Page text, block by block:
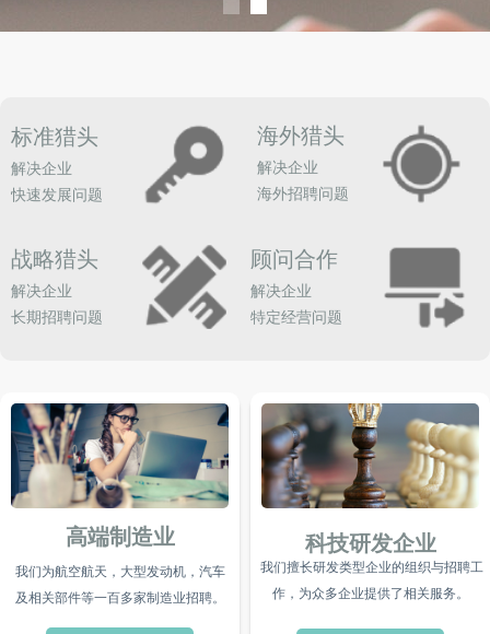
高端制造业
我们为航空航天，大型发动机，汽车
及相关部件等一百多家制造业招聘。
科技研发企业
我们擅长研发类型企业的组织与招聘工
作，为众多企业提供了相关服务。
标准猎头
解决企业
快速发展问题
海外猎头
解决企业
海外招聘问题
战略猎头
解决企业
长期招聘问题
顾问合作
解决企业
特定经营问题